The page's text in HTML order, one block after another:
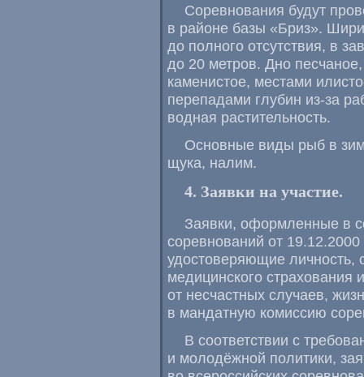
Соревнования будут
в районе базы «Бриз».
до полного отсутствия, в
до 20 метров. Дно
каменистое, местами
перепадами глубин из-за
водная растительность.
Основные виды рыб в
щука, налим.
4. Заявки на участие.
Заявки, оформленные в
соревнований от 19.12.2000
удостоверяющие личность,
медицинского страхования
от несчастных случаев,
в мандатную комиссию
В соответствии с
и молодёжной политики,